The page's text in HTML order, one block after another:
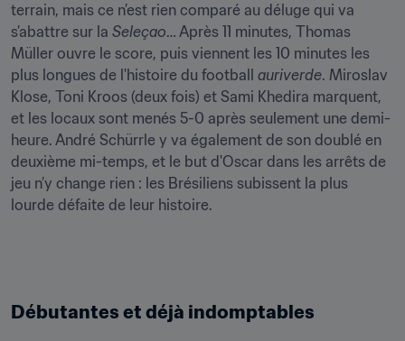
terrain, mais ce n’est rien comparé au déluge qui va
s’abattre sur la Seleçao… Après 11 minutes, Thomas
Müller ouvre le score, puis viennent les 10 minutes les
plus longues de l'histoire du football auriverde. Miroslav
Klose, Toni Kroos (deux fois) et Sami Khedira marquent,
et les locaux sont menés 5-0 après seulement une demi-
heure. André Schürrle y va également de son doublé en
deuxième mi-temps, et le but d'Oscar dans les arrêts de
jeu n’y change rien : les Brésiliens subissent la plus
lourde défaite de leur histoire.
Débutantes et déjà indomptables